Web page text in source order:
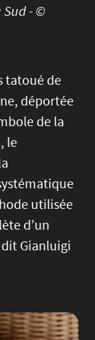
Sud - ©
tatoué de
déportée
de la
le
utilisée
d’un
Gianluigi